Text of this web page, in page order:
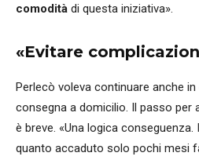
comodità di questa iniziativa».
«Evitare
Perlecò voleva continuare anche
consegna a domicilio. Il passo per
è breve. «Una logica
quanto accaduto solo pochi mesi